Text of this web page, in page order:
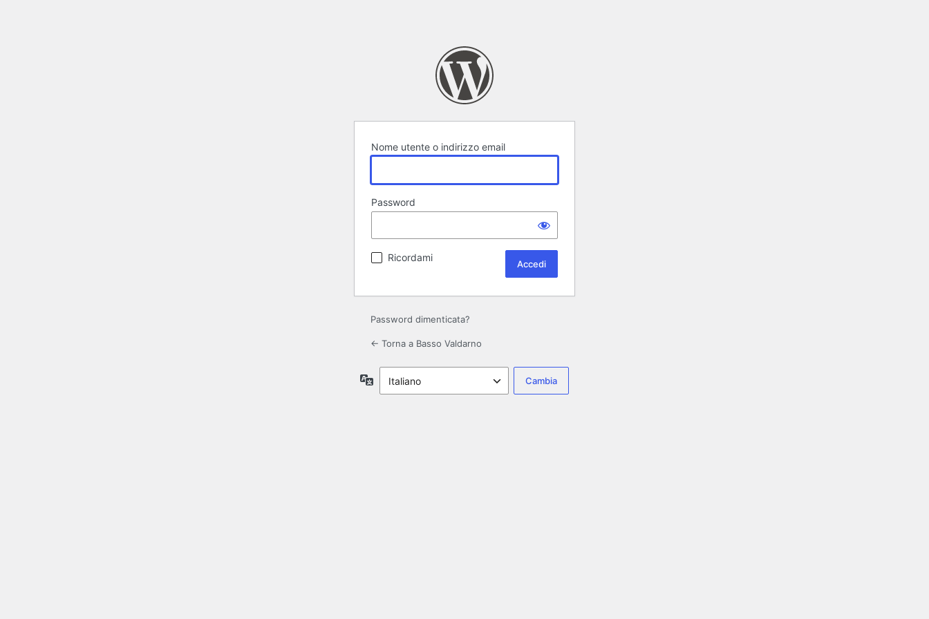
Nome utente o indirizzo email
Password
Ricordami
Password dimenticata?
← Torna a Basso Valdarno
Lingua